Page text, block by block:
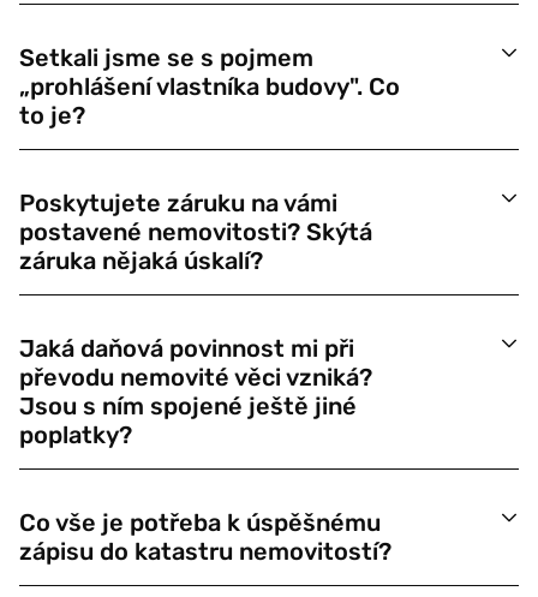
Setkali jsme se s pojmem
„prohlášení vlastníka budovy". Co
to je?
Poskytujete záruku na vámi
postavené nemovitosti? Skýtá
záruka nějaká úskalí?
Jaká daňová povinnost mi při
převodu nemovité věci vzniká?
Jsou s ním spojené ještě jiné
poplatky?
Co vše je potřeba k úspěšnému
zápisu do katastru nemovitostí?